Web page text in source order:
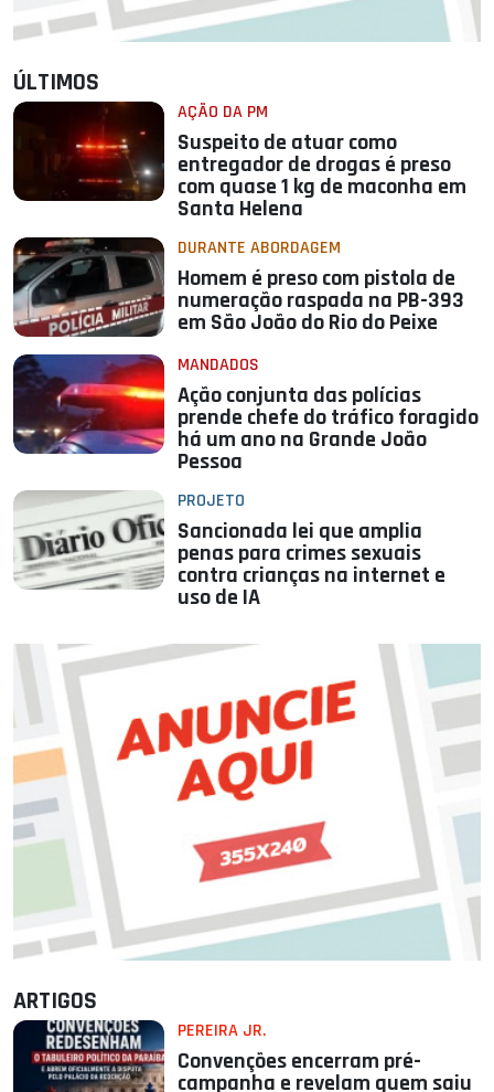
ÚLTIMOS
AÇÃO DA PM
Suspeito de atuar como
entregador de drogas é preso
com quase 1 kg de maconha em
Santa Helena
DURANTE ABORDAGEM
Homem é preso com pistola de
numeração raspada na PB-393
em São João do Rio do Peixe
MANDADOS
Ação conjunta das polícias
prende chefe do tráfico foragido
há um ano na Grande João
Pessoa
PROJETO
Sancionada lei que amplia
penas para crimes sexuais
contra crianças na internet e
uso de IA
ARTIGOS
PEREIRA JR.
Convenções encerram pré-
campanha e revelam quem saiu